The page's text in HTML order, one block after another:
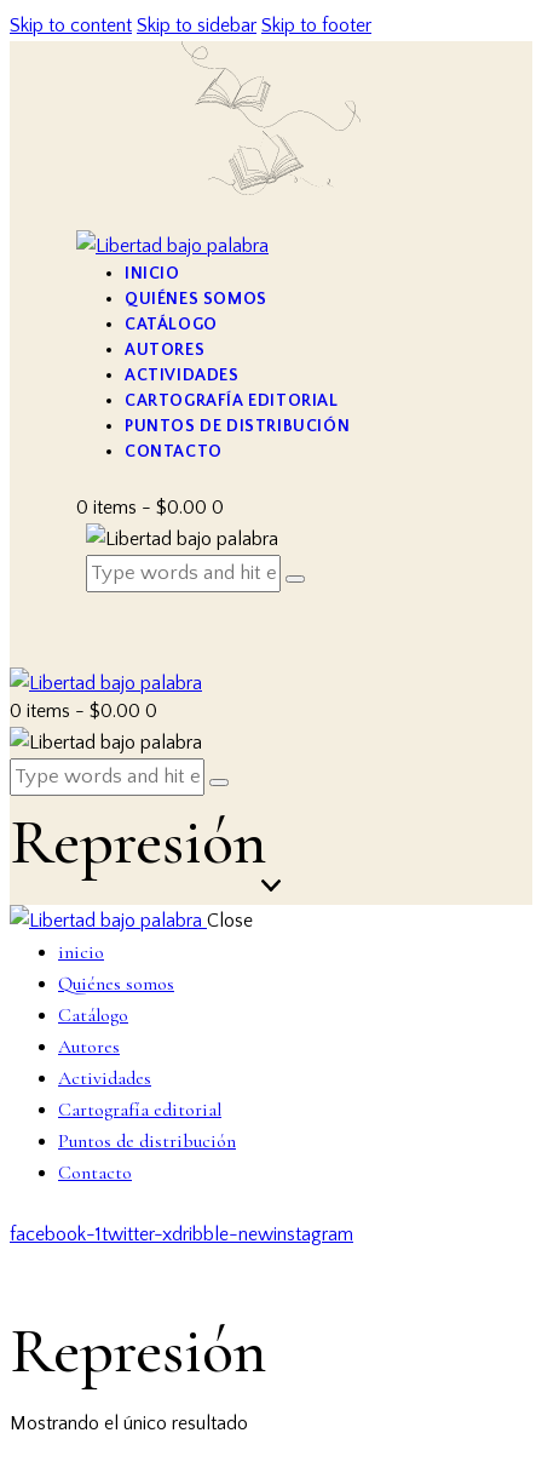
Skip to content Skip to sidebar Skip to footer
INICIO
QUIÉNES SOMOS
CATÁLOGO
AUTORES
ACTIVIDADES
CARTOGRAFÍA EDITORIAL
PUNTOS DE DISTRIBUCIÓN
CONTACTO
0 items - $0.00 0
0 items - $0.00 0
Represión
Close
inicio
Quiénes somos
Catálogo
Autores
Actividades
Cartografía editorial
Puntos de distribución
Contacto
facebook-1twitter-xdribble-newinstagram
Represión
Mostrando el único resultado